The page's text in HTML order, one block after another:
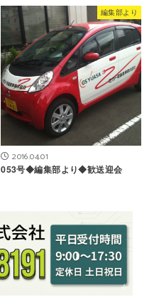
編集部より
2016.04.01
053号◆編集部より◆歓送迎会